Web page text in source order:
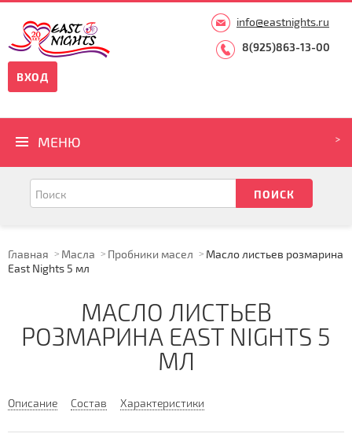
info@eastnights.ru
8(925)863-13-00
ВХОД
МЕНЮ
Главная Масла Пробники масел
Масло листьев розмарина
East Nights 5 мл
МАСЛО ЛИСТЬЕВ
РОЗМАРИНА EAST NIGHTS 5
МЛ
Описание Состав Характеристики